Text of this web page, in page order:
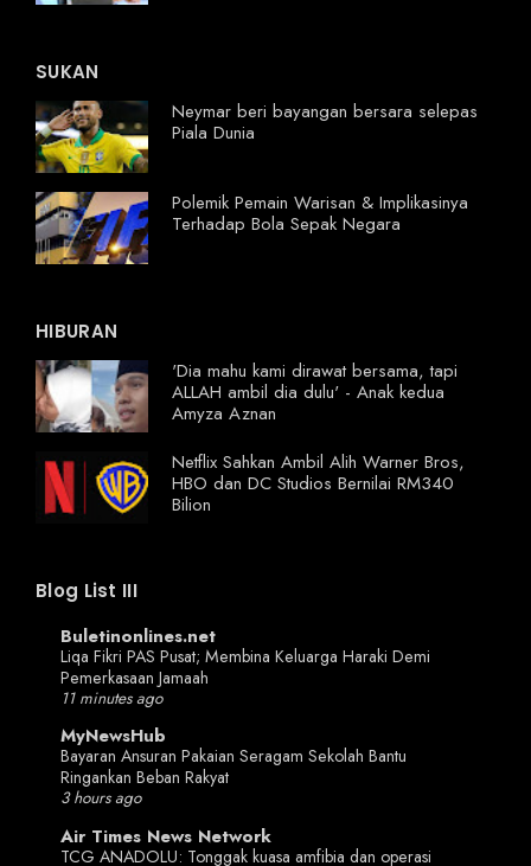
SUKAN
Neymar beri bayangan bersara selepas
Piala Dunia
Polemik Pemain Warisan & Implikasinya
Terhadap Bola Sepak Negara
HIBURAN
'Dia mahu kami dirawat bersama, tapi
ALLAH ambil dia dulu' - Anak kedua
Amyza Aznan
Netflix Sahkan Ambil Alih Warner Bros,
HBO dan DC Studios Bernilai RM340
Bilion
Blog List III
Buletinonlines.net
Liqa Fikri PAS Pusat; Membina Keluarga Haraki Demi
Pemerkasaan Jamaah
11 minutes ago
MyNewsHub
Bayaran Ansuran Pakaian Seragam Sekolah Bantu
Ringankan Beban Rakyat
3 hours ago
Air Times News Network
TCG ANADOLU: Tonggak kuasa amfibia dan operasi